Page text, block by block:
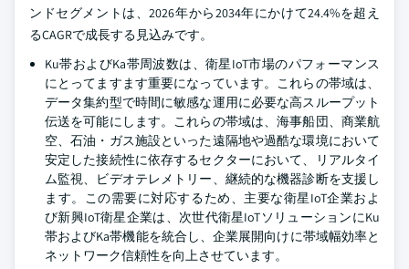
ンドセグメントは、2026年から2034年にかけて24.4%を超え
るCAGRで成長する見込みです。
Ku帯およびKa帯周波数は、衛星IoT市場のパフォーマンス
にとってますます重要になっています。これらの帯域は、
データ集約型で時間に敏感な運用に必要な高スループット
伝送を可能にします。これらの帯域は、海事船団、商業航
空、石油・ガス施設といった遠隔地や過酷な環境において
安定した接続性に依存するセクターにおいて、リアルタイ
ム監視、ビデオテレメトリー、継続的な機器診断を支援し
ます。この需要に対応するため、主要な衛星IoT企業およ
び新興IoT衛星企業は、次世代衛星IoTソリューションにKu
帯およびKa帯機能を統合し、企業展開向けに帯域幅効率と
ネットワーク信頼性を向上させています。